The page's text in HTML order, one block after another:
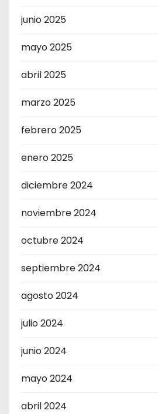
junio 2025
mayo 2025
abril 2025
marzo 2025
febrero 2025
enero 2025
diciembre 2024
noviembre 2024
octubre 2024
septiembre 2024
agosto 2024
julio 2024
junio 2024
mayo 2024
abril 2024